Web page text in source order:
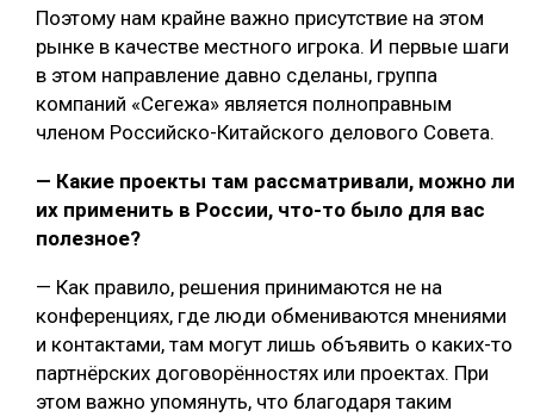
Поэтому нам крайне важно присутствие на этом
рынке в качестве местного игрока. И первые шаги
в этом направление давно сделаны, группа
компаний «Сегежа» является полноправным
членом Российско-Китайского делового Совета.
— Какие проекты там рассматривали, можно ли
их применить в России, что-то было для вас
полезное?
— Как правило, решения принимаются не на
конференциях, где люди обмениваются мнениями
и контактами, там могут лишь объявить о каких-то
партнёрских договорённостях или проектах. При
этом важно упомянуть, что благодаря таким